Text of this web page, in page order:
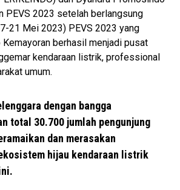
PEVS 2023 setelah berlangsung
21 Mei 2023) PEVS 2023 yang
berhasil menjadi pusat
kendaraan listrik, professional
umum.
dengan bangga
total 30.700 jumlah pengunjung
dan merasakan
hijau kendaraan listrik